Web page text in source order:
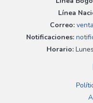
Línea
Correo:
Notificaciones:
Horario: